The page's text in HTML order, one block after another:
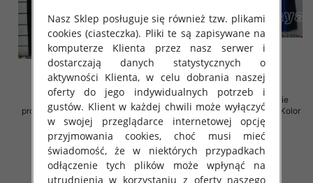
Sukienki damskie (Włoskie
produkt) Roz Standard, Mix Kolor
Paczka 5 szt
72.00 zł
Sukienki damskie (Włoskie
produkt) Roz Standard, Mix Kolor
Paczka 5 szt
69.00 zł
szczegóły
Nasz Sklep posługuje się również tzw. plikami
cookies (ciasteczka). Pliki te są zapisywane na
komputerze Klienta przez nasz serwer i
dostarczają danych statystycznych o
aktywności Klienta, w celu dobrania naszej
oferty do jego indywidualnych potrzeb i
gustów. Klient w każdej chwili może wyłączyć
w swojej przeglądarce internetowej opcję
przyjmowania cookies, choć musi mieć
świadomość, że w niektórych przypadkach
odłączenie tych plików może wpłynąć na
utrudnienia w korzystaniu z oferty naszego